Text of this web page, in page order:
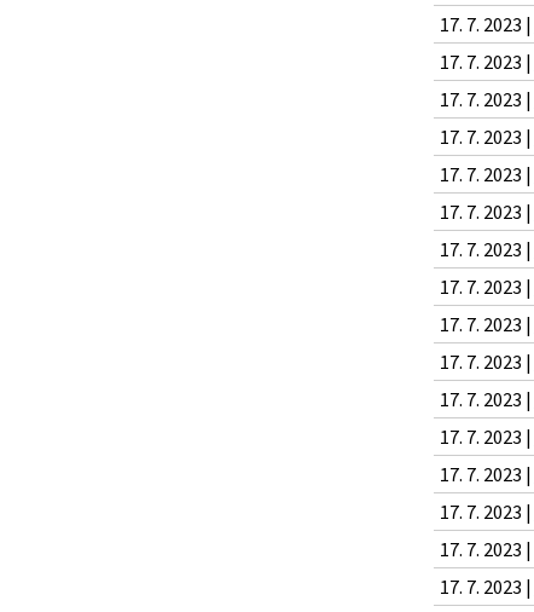
17. 7. 2023 |
17. 7. 2023 |
17. 7. 2023 |
17. 7. 2023 |
17. 7. 2023 |
17. 7. 2023 |
17. 7. 2023 |
17. 7. 2023 |
17. 7. 2023 |
17. 7. 2023 |
17. 7. 2023 |
17. 7. 2023 |
17. 7. 2023 |
17. 7. 2023 |
17. 7. 2023 |
17. 7. 2023 |